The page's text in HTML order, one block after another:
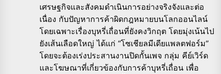
เศรษฐกิจและสังคมดำเนินการอย่างจริงจังและต่อ
เนื่อง กับปัญหาการค้าผิดกฎหมายบนโลกออนไลน์
โดยเฉพาะเรื่องบุหรี่เถื่อนที่ยังคงวิกฤต โดยมุ่งเน้นไป
ยังเส้นเลือดใหญ่ ได้แก่ “โซเชียลมีเดียแพลตฟอร์ม”
โดยจะต้องเร่งประสานงานปิดกั้นเพจ กลุ่ม คีย์เวิร์ด
และโฆษณาที่เกี่ยวข้องกับการค้าบุหรี่เถื่อน เพื่อ